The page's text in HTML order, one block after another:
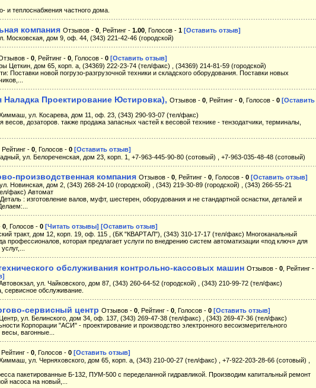
и теплоснабжения частного дома.
компания Отзывов - 0 , Рейтинг - 1.00 , Голосов - 1 [Оставить отзыв]
Московская, дом 9, оф. 44, (343) 221-42-46 (городской)
- 0 , Рейтинг - 0 , Голосов - 0 [Оставить отзыв]
Цеткин, дом 65, корп. а, (34369) 222-23-74 (тел/факс) , (34369) 214-81-59 (городской)
Поставки новой погрузо-разгрузочной техники и складского оборудования. Поставки новых
Проектирование Юстировка), Отзывов - 0 , Рейтинг - 0 , Голосов - 0 [Оставить
Химмаш, ул. Косарева, дом 11, оф. 23, (343) 290-93-07 (тел/факс)
дозаторов. также продажа запасных частей к весовой технике - тензодатчики, терминалы,
, Рейтинг - 0 , Голосов - 0 [Оставить отзыв]
ул. Белореченская, дом 23, корп. 1, +7-963-445-90-80 (сотовый) , +7-963-035-48-48 (сотовый)
производственная компания Отзывов - 0 , Рейтинг - 0 , Голосов - 0 [Оставить отзыв]
Новинская, дом 2, (343) 268-24-10 (городской) , (343) 219-30-89 (городской) , (343) 266-55-21
факс) Автомат
: изготовление валов, муфт, шестерен, оборудования и не стандартной оснастки, деталей и
0 , Голосов - 0 [Читать отзывы] [Оставить отзыв]
тракт, дом 12, корп. 19, оф. 115 , (БК "КВАРТАЛ"), (343) 310-17-17 (тел/факс) Многоканальный
профессионалов, которая предлагает услуги по внедрению систем автоматизации «под ключ» для
обслуживания контрольно-кассовых машин Отзывов - 0 , Рейтинг -
ул. Чайковского, дом 87, (343) 260-64-52 (городской) , (343) 210-99-72 (тел/факс)
обслуживание.
сервисный центр Отзывов - 0 , Рейтинг - 0 , Голосов - 0 [Оставить отзыв]
Центр, ул. Белинского, дом 34, оф. 137, (343) 269-47-38 (тел/факс) , (343) 269-47-36 (тел/факс)
Корпорации "АСИ" - проектирование и производство электронного весоизмерительного
вагонные...
, Рейтинг - 0 , Голосов - 0 [Оставить отзыв]
ул. Черняховского, дом 65, корп. а, (343) 210-00-27 (тел/факс) , +7-922-203-28-66 (сотовый) ,
пакетированные Б-132, ПУМ-500 с переделанной гидравликой. Производим капитальный ремонт
насоса на новый,...